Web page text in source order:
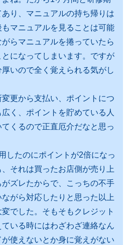
り、マニュアルの持ち帰りは
マニュアルを見ることは可能
らマニュアルを捲っていたら
になってしまいます。ですが
いので全く覚えられる気がし
更から支払い、ポイントにつ
く、ポイントを貯めている人
くるので正直厄介だなと思っ
したのにポイントが2倍になっ
それは買ったお店側が売り上
ズレたからで、こっちの不手
がら対応したりと思った以上
でした。そもそもクレジット
いる時にはわざわざ連絡なん
使えないとか身に覚えがない